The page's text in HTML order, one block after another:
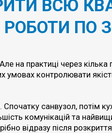
ВСЮ
РОБОТИ ПО
на практиці через
умовах контролювати
санвузол, потім
комунікацій та
відразу після